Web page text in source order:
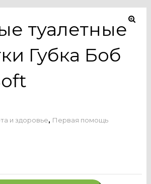
туалетные
Губка Боб
и здоровье, Первая помощь